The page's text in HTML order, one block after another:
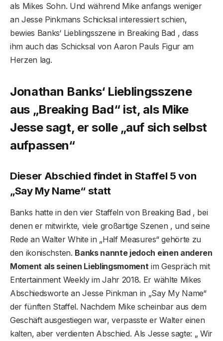
als Mikes Sohn. Und während Mike anfangs weniger
an Jesse Pinkmans Schicksal interessiert schien,
bewies Banks‘ Lieblingsszene in Breaking Bad , dass
ihm auch das Schicksal von Aaron Pauls Figur am
Herzen lag.
Jonathan Banks‘ Lieblingsszene
aus „Breaking Bad“ ist, als Mike
Jesse sagt, er solle „auf sich selbst
aufpassen“
Dieser Abschied findet in Staffel 5 von
„Say My Name“ statt
Banks hatte in den vier Staffeln von Breaking Bad , bei
denen er mitwirkte, viele großartige Szenen , und seine
Rede an Walter White in „Half Measures“ gehörte zu
den ikonischsten. Banks nannte jedoch einen anderen
Moment als seinen Lieblingsmomentim Gespräch mit
Entertainment Weekly im Jahr 2018. Er wählte Mikes
Abschiedsworte an Jesse Pinkman in „Say My Name“
der fünften Staffel. Nachdem Mike scheinbar aus dem
Geschäft ausgestiegen war, verpasste er Walter einen
kalten, aber verdienten Abschied. Als Jesse sagte: „ Wir